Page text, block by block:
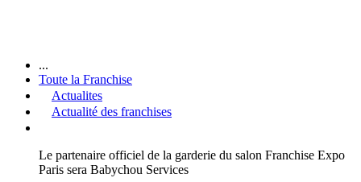
...
Toute la Franchise
Actualites
Actualité des franchises
Le partenaire officiel de la garderie du salon Franchise Expo
Paris sera Babychou Services